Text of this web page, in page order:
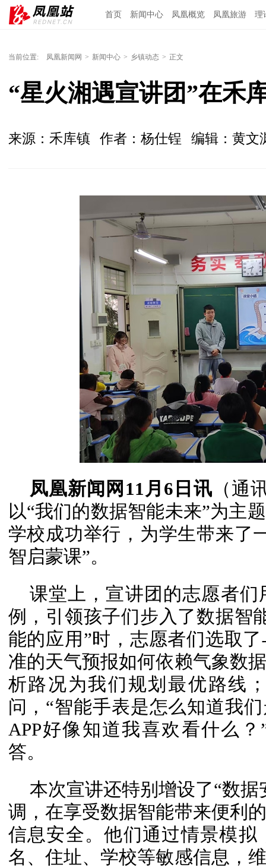
首页 新闻中心 凤凰概览 凤凰旅游 理
当前位置: 凤凰新闻网 > 新闻中心 > 乡镇动态 > 正文
“星火湘遇宣讲团”在禾
来源：禾库镇 作者：杨仕锃 编辑：黄文
凤凰新闻网11月6日讯 （通
以“我们的数据智能未来”为主
学校成功举行，为学生带来了
智启蒙课”。
课堂上，宣讲团的志愿者
例，引领孩子们步入了数据智
能的应用”时，志愿者们选取
准的天气预报如何依赖气象数
析路况为我们规划最优路线
问，“智能手表是怎么知道我
APP好像知道我喜欢看什么
答。
本次宣讲还特别增设了“数
调，在享受数据智能带来便利
信息安全。他们通过情景模
名、住址、学校等敏感信息，